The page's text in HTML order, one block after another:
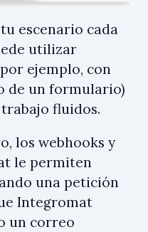
escenario cada
utilizar
ejemplo, con
de un formulario)
fluidos.
los webhooks y
le permiten
una petición
Integromat
un correo